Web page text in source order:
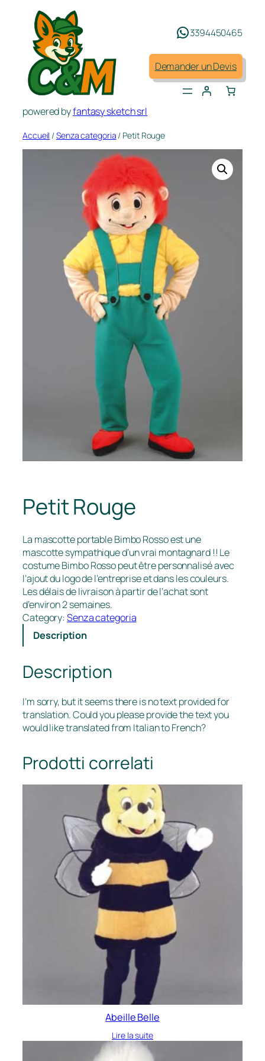
contenu
powered byfantasy sketch srl
3394450465
Demander un Devis
Accueil /Senza categoria / Petit Rouge
Petit Rouge
La mascotte portable Bimbo Rosso est une
mascotte sympathique d’un vrai montagnard !! Le
costume Bimbo Rosso peut être personnalisé avec
l’ajout du logo de l’entreprise et dans les couleurs.
Les délais de livraison à partir de l’achat sont
d’environ 2 semaines.
Category:Senza categoria
Description
Description
I’m sorry, but it seems there is no text provided for
translation. Could you please provide the text you
would like translated from Italian to French?
Prodotti correlati
Abeille Belle
Lire la suite